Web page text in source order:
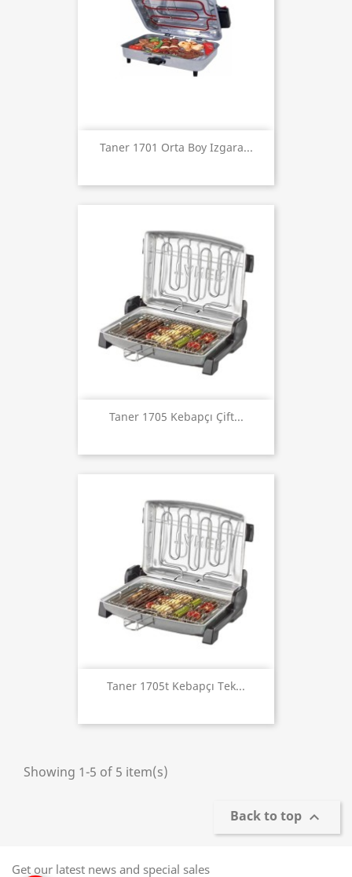
Taner 1701 Orta Boy Izgara...
Taner 1705 Kebapçı Çift...
Taner 1705t Kebapçı Tek...
Showing 1-5 of 5 item(s)
Back to top 
Get our latest news and special sales